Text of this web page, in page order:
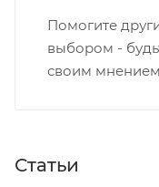
Помогите
выбором -
своим
Статьи